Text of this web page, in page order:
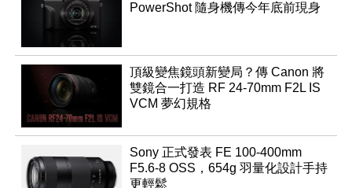
PowerShot 隨身機傳今年底前現身
頂級變焦鏡頭新變局？傳 Canon 將
雙鏡合一打造 RF 24-70mm F2L IS
VCM 夢幻規格
Sony 正式發表 FE 100-400mm
F5.6-8 OSS，654g 羽量化設計手持
更輕鬆